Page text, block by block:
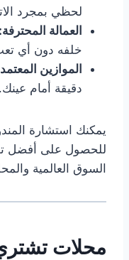
لحظي بمجرد
العمالة المحترفة:
خلفه دون أي
الموازين
دقيقة أمام عينك.
يمكنك استشارة
للحصول على أفضل
السوق العالمية
محلات